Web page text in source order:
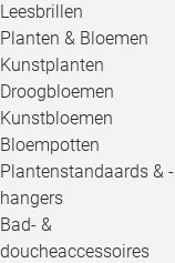
Leesbrillen
Planten & Bloemen
Kunstplanten
Droogbloemen
Kunstbloemen
Bloempotten
Plantenstandaards & -
hangers
Bad- &
doucheaccessoires